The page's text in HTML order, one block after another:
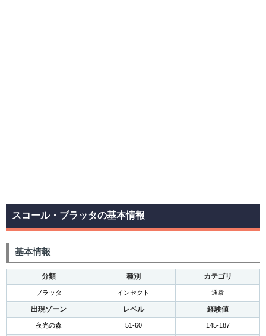
スコール・ブラッタの基本情報
基本情報
分類 種別 カテゴリ
ブラッタ インセクト 通常
出現ゾーン レベル 経験値
夜光の森 51-60 145-187